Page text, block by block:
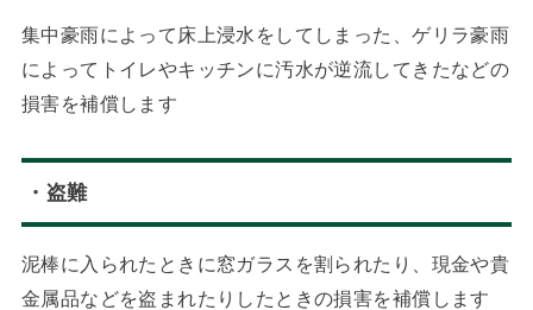
集中豪雨によって床上浸水をしてしまった、ゲリラ豪雨
によってトイレやキッチンに汚水が逆流してきたなどの
損害を補償します
・盗難
泥棒に入られたときに窓ガラスを割られたり、現金や貴
金属品などを盗まれたりしたときの損害を補償します